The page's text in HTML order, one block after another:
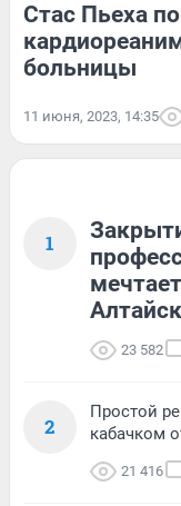
Стас Пьеха
больницы
11 июня, 2023, 14:35
1
23 582
2
Простой
кабачком
21 416